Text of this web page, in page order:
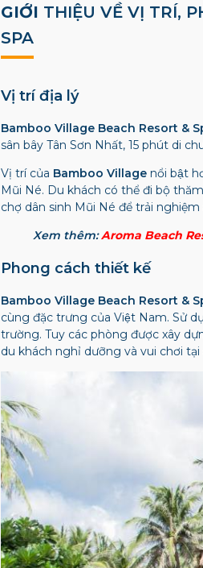
GIỚI THIỆU VỀ VỊ TRÍ,
SPA
Vị trí địa lý
Bamboo Village Beach Resort &
sân bây Tân Sơn Nhất, 15 phút di
Vị trí của Bamboo Villagenổi bật
Mũi Né. Du khách có thể đi bộ
chợ dân sinh Mũi Né để trải
Xem thêm:Aroma Beach
Phong cách thiết kế
Bamboo Village Beach Resort &
cùng đặc trưng của Việt Nam. Sử
trường. Tuy các phòng được xây
du khách nghỉ dưỡng và vui chơi tại